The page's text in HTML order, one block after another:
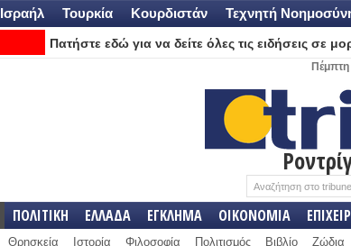
Ισραήλ Τουρκία Κουρδιστάν Τεχνητή
Πατήστε εδώ για να δείτε όλες τις ειδήσεις σε
ΠΟΛΙΤΙΚΗ ΕΛΛΑΔΑ ΕΓΚΛΗΜΑ ΟΙΚΟΝΟΜΙΑ
Θρησκεία Ιστορία Φιλοσοφία Πολιτισμός Βιβλίο Ζώδια